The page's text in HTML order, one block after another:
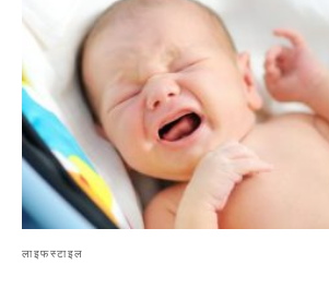
लाइफस्टाइल